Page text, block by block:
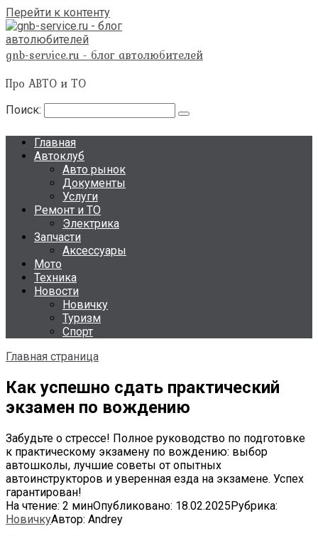
Перейти к контенту
gnb-service.ru - блог автолюбителей
Про АВТО и ТО
Поиск:
Главная
Автоклуб
Авто рынок
Документы
Услуги
Ремонт и ТО
Электрика
Запчасти
Аксессуары
Мото
Техника
Новости
Новичку
Туризм
Спорт
Главная страница
Как успешно сдать практический
экзамен по вождению
Забудьте о стрессе! Полное руководство по подготовке
к практическому экзамену по вождению: выбор
автошколы, лучшие советы от опытных
автоинструкторов и уверенная езда на экзамене. Успех
гарантирован!
На чтение: 2 минОпубликовано: 18.02.2025Рубрика:
НовичкуАвтор: Andrey